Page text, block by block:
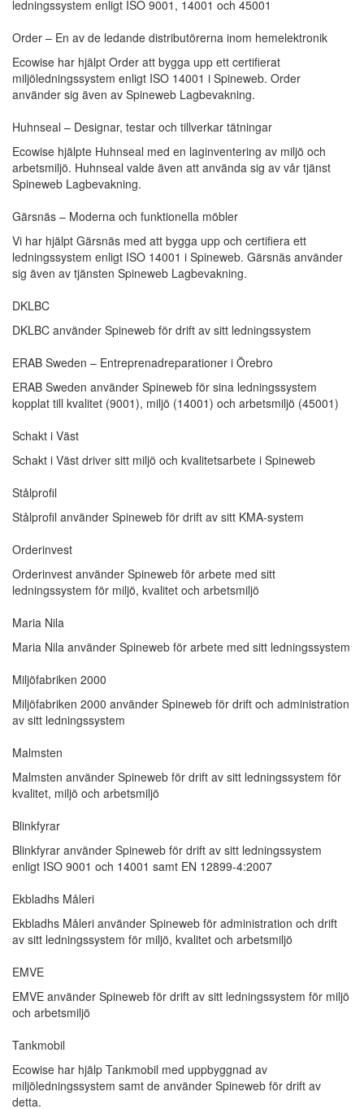
ledningssystem enligt ISO 9001, 14001 och 45001
Order – En av de ledande distributörerna inom hemelektronik
Ecowise har hjälpt Order att bygga upp ett certifierat
miljöledningssystem enligt ISO 14001 i Spineweb. Order
använder sig även av Spineweb Lagbevakning.
Huhnseal – Designar, testar och tillverkar tätningar
Ecowise hjälpte Huhnseal med en laginventering av miljö och
arbetsmiljö. Huhnseal valde även att använda sig av vår tjänst
Spineweb Lagbevakning.
Gärsnäs – Moderna och funktionella möbler
Vi har hjälpt Gärsnäs med att bygga upp och certifiera ett
ledningssystem enligt ISO 14001 i Spineweb. Gärsnäs använder
sig även av tjänsten Spineweb Lagbevakning.
DKLBC
DKLBC använder Spineweb för drift av sitt ledningssystem
ERAB Sweden – Entreprenadreparationer i Örebro
ERAB Sweden använder Spineweb för sina ledningssystem
kopplat till kvalitet (9001), miljö (14001) och arbetsmiljö (45001)
Schakt i Väst
Schakt i Väst driver sitt miljö och kvalitetsarbete i Spineweb
Stålprofil
Stålprofil använder Spineweb för drift av sitt KMA-system
Orderinvest
Orderinvest använder Spineweb för arbete med sitt
ledningssystem för miljö, kvalitet och arbetsmiljö
Maria Nila
Maria Nila använder Spineweb för arbete med sitt ledningssystem
Miljöfabriken 2000
Miljöfabriken 2000 använder Spineweb för drift och administration
av sitt ledningssystem
Malmsten
Malmsten använder Spineweb för drift av sitt ledningssystem för
kvalitet, miljö och arbetsmiljö
Blinkfyrar
Blinkfyrar använder Spineweb för drift av sitt ledningssystem
enligt ISO 9001 och 14001 samt EN 12899-4:2007
Ekbladhs Måleri
Ekbladhs Måleri använder Spineweb för administration och drift
av sitt ledningssystem för miljö, kvalitet och arbetsmiljö
EMVE
EMVE använder Spineweb för drift av sitt ledningssystem för miljö
och arbetsmiljö
Tankmobil
Ecowise har hjälp Tankmobil med uppbyggnad av
miljöledningssystem samt de använder Spineweb för drift av
detta.